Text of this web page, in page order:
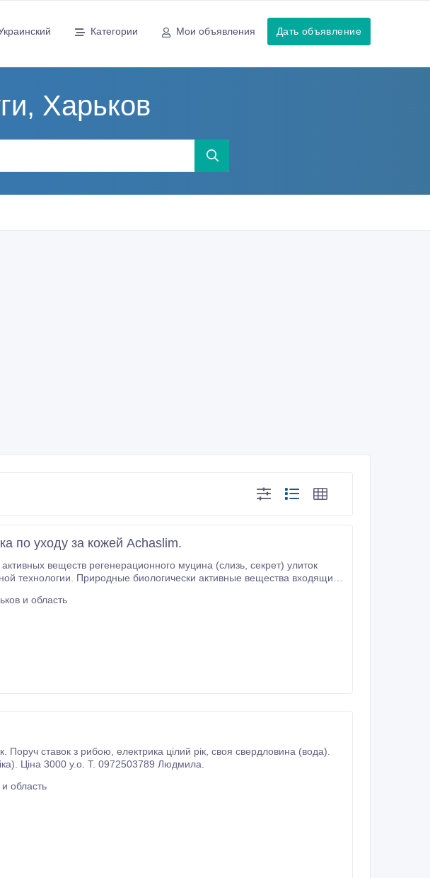
Категории Мои объявления Дать объявление
Харьков
по уходу за кожей Achaslim.
регенерационного муцина (слизь, секрет) улиток
и область
меблі, посуд, садова техніка). Ціна 3000 у.о. Т. 0972503789 Людмила.
область